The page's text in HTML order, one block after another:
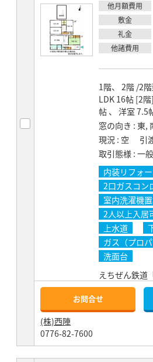
他月額費用
敷金
礼金
他諸費用
1階、 2階 /2
LDK 16帖 [2
帖 、 洋室 7.5
窓の向き
東,
現況 空 引
取引態様 一般
内装リフォ
2口ガスコン
室内洗濯機
2人以上入居
上水道
ガス（プロパ
洗面台
えちぜん鉄道
お問合せ
(株)西陣
0776-82-7600